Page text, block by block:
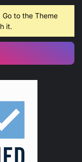
to the Theme
it.